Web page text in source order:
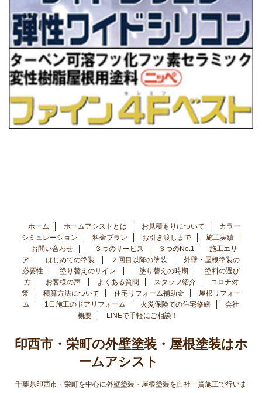
ホーム ホームアシストとは お見積もりについて
カラー
シミュレーション
料金プラン お引き渡しまで
施工実績
お問い合わせ
３つのサービス ３つのNo.1
施工エリ
ア
はじめての塗装 ２回目以降の塗装
外壁・屋根塗装の
必要性
塗り替えのサイン 塗り替えの時期
塗料の選び
方
お客様の声 よくある質問 スタッフ紹介
コロナ対
策
積算方法について 住宅リフォーム補助金
屋根リフォー
ム
1日施工のドアリフォーム 火災保険での住宅修繕
会社
概要
LINEで手軽にご相談！
印西市・栄町の外壁塗装・屋根塗装はホ
ームアシスト
千葉県印西市・栄町を中心に外壁塗装・屋根塗装を自社一貫施工で行いま